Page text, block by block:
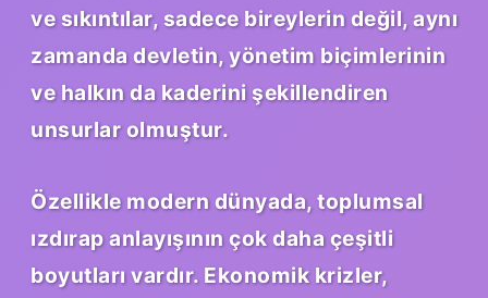
ve sıkıntılar, sadece bireylerin değil, aynı
zamanda devletin, yönetim biçimlerinin
ve halkın da kaderini şekillendiren
unsurlar olmuştur.
Özellikle modern dünyada, toplumsal
ızdırap anlayışının çok daha çeşitli
boyutları vardır. Ekonomik krizler,